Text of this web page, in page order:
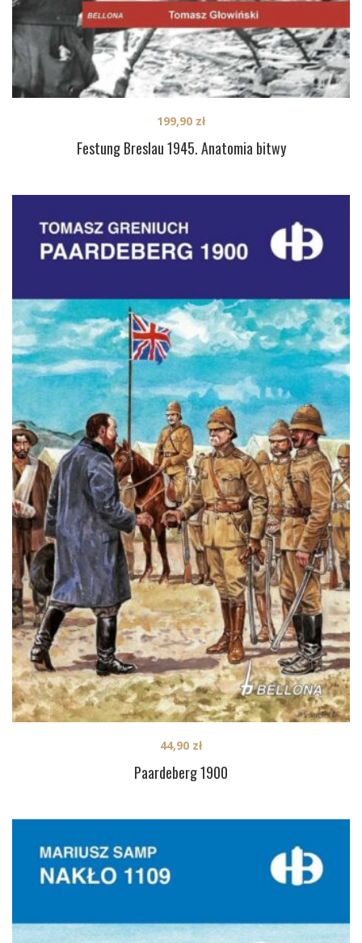
Festung Breslau 1945. Anatomia bitwy
199,90 zł
Paardeberg 1900
44,90 zł